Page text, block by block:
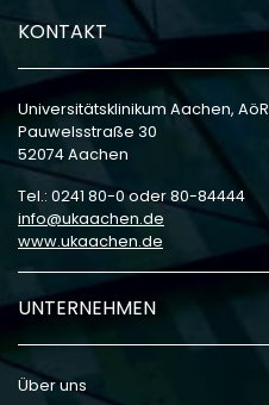
KONTAKT
Universitätsklinikum Aachen, AöR
Pauwelsstraße 30
52074 Aachen
Tel.: 0241 80-0 oder 80-84444
info
ukaachen de
www.ukaachen.de
UNTERNEHMEN
Über uns